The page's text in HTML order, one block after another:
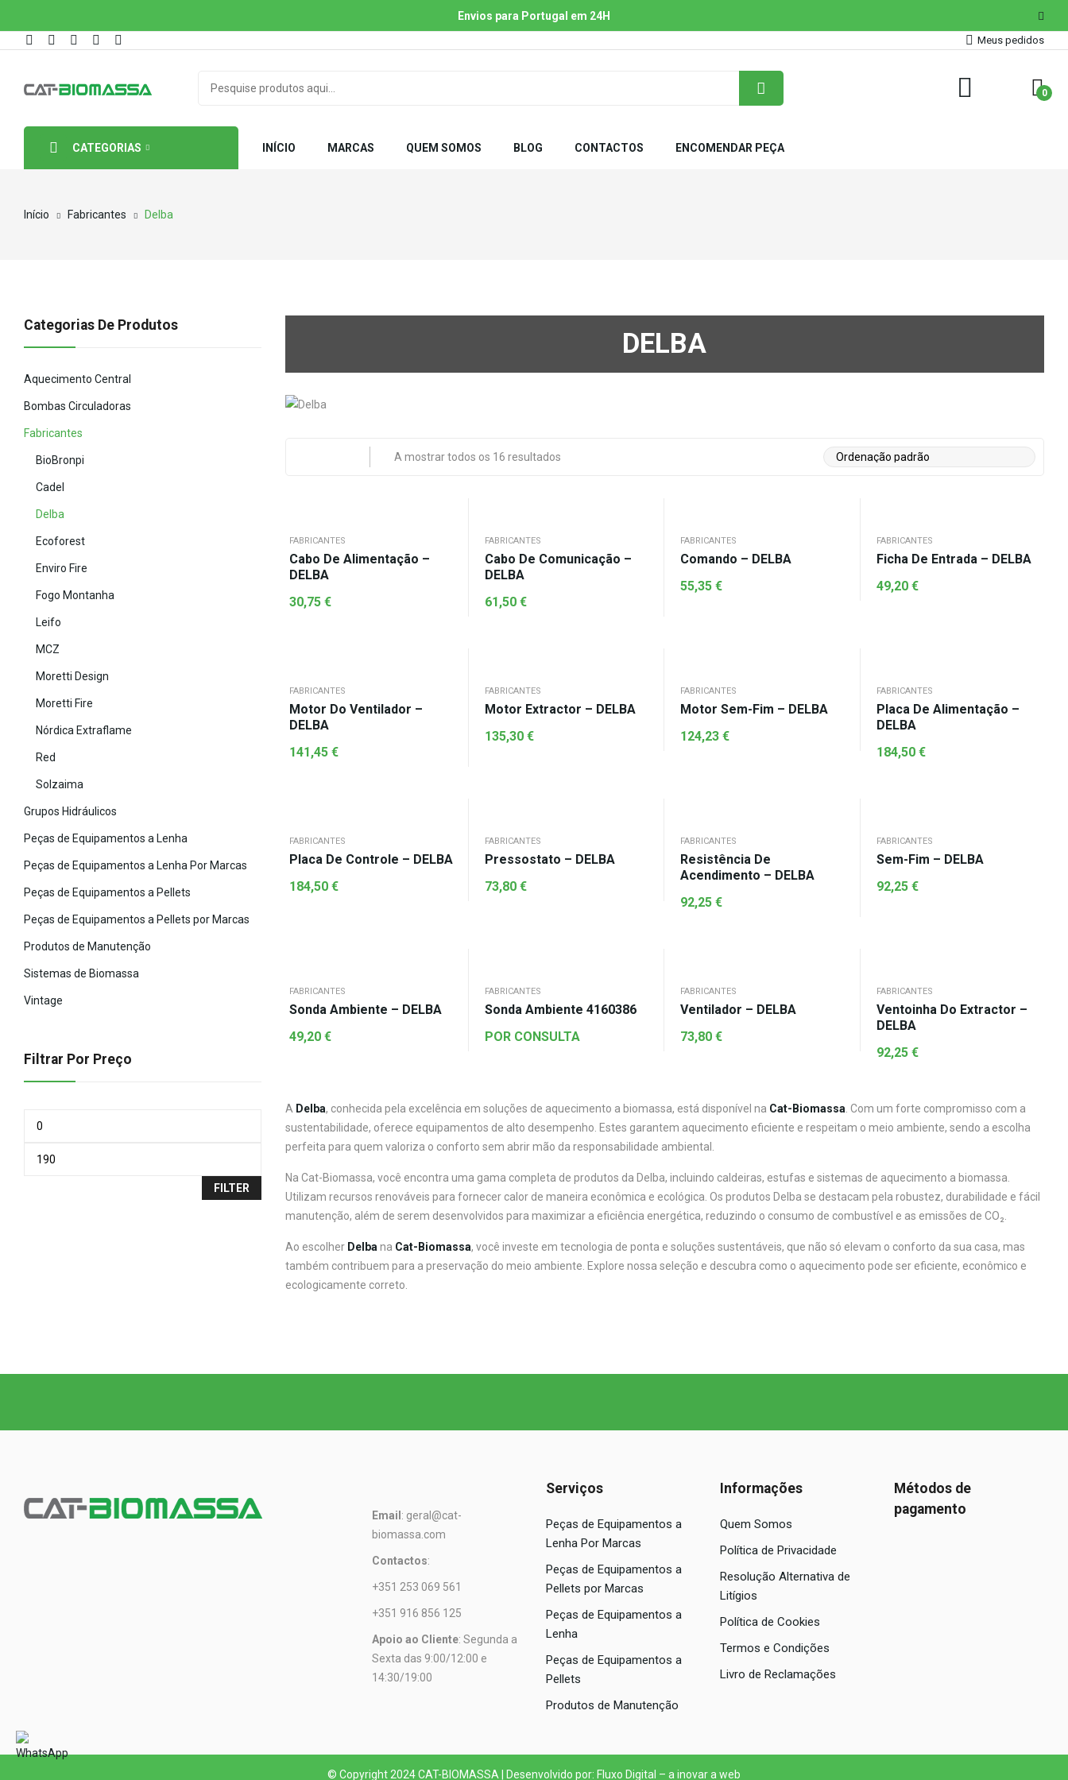
Envios para Portugal em 24H
Meus pedidos
0
CATEGORIAS INÍCIO MARCAS QUEM SOMOS BLOG CONTACTOS ENCOMENDAR PEÇA
Início Fabricantes Delba
DELBA
A mostrar todos os 16 resultados
FABRICANTES
Cabo De Alimentação –
DELBA
30,75 €
FABRICANTES
Cabo De Comunicação –
DELBA
61,50 €
FABRICANTES
Comando – DELBA
55,35€
FABRICANTES
Ficha De Entrada – DELBA
49,20 €
FABRICANTES
Motor Do Ventilador –
DELBA
141,45 €
FABRICANTES
Motor Extractor – DELBA
135,30 €
FABRICANTES
Motor Sem-Fim – DELBA
124,23€
FABRICANTES
Placa De Alimentação –
DELBA
184,50 €
FABRICANTES
Placa De Controle – DELBA
184,50 €
FABRICANTES
Pressostato – DELBA
73,80 €
FABRICANTES
Resistência De
Acendimento – DELBA
92,25€
FABRICANTES
Sem-Fim – DELBA
92,25 €
FABRICANTES
Sonda Ambiente – DELBA
49,20 €
FABRICANTES
Sonda Ambiente 4160386
POR CONSULTA
FABRICANTES
Ventilador – DELBA
73,80€
FABRICANTES
Ventoinha Do Extractor –
DELBA
92,25 €
A Delba, conhecida pela excelência em soluções de aquecimento a biomassa, está disponível na Cat-Biomassa. Com um forte compromisso com a
sustentabilidade, oferece equipamentos de alto desempenho. Estes garantem aquecimento eficiente e respeitam o meio ambiente, sendo a escolha
perfeita para quem valoriza o conforto sem abrir mão da responsabilidade ambiental.
Na Cat-Biomassa, você encontra uma gama completa de produtos da Delba, incluindo caldeiras, estufas e sistemas de aquecimento a biomassa.
Utilizam recursos renováveis para fornecer calor de maneira econômica e ecológica. Os produtos Delba se destacam pela robustez, durabilidade e fácil
manutenção, além de serem desenvolvidos para maximizar a eficiência energética, reduzindo o consumo de combustível e as emissões de CO₂.
Ao escolher Delba na Cat-Biomassa, você investe em tecnologia de ponta e soluções sustentáveis, que não só elevam o conforto da sua casa, mas
também contribuem para a preservação do meio ambiente. Explore nossa seleção e descubra como o aquecimento pode ser eficiente, econômico e
ecologicamente correto.
Categorias De Produtos
Aquecimento Central
Bombas Circuladoras
Fabricantes
BioBronpi
Cadel
Delba
Ecoforest
Enviro Fire
Fogo Montanha
Leifo
MCZ
Moretti Design
Moretti Fire
Nórdica Extraflame
Red
Solzaima
Grupos Hidráulicos
Peças de Equipamentos a Lenha
Peças de Equipamentos a Lenha Por Marcas
Peças de Equipamentos a Pellets
Peças de Equipamentos a Pellets por Marcas
Produtos de Manutenção
Sistemas de Biomassa
Vintage
Filtrar Por Preço
FILTER
Email : geral@cat-
biomassa.com
Contactos:
+351 253 069 561
+351 916 856 125
Apoio ao Cliente: Segunda a
Sexta das 9:00/12:00 e
14:30/19:00
Serviços
Peças de Equipamentos a
Lenha Por Marcas
Peças de Equipamentos a
Pellets por Marcas
Peças de Equipamentos a
Lenha
Peças de Equipamentos a
Pellets
Produtos de Manutenção
Informações
Quem Somos
Política de Privacidade
Resolução Alternativa de
Litígios
Política de Cookies
Termos e Condições
Livro de Reclamações
Métodos de
pagamento
© Copyright 2024 CAT-BIOMASSA | Desenvolvido por: Fluxo Digital – a inovar a web